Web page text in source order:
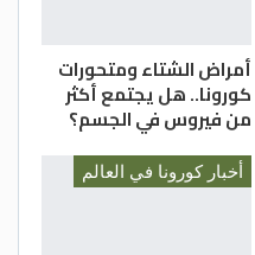
خاطئة أيضاً
نفسها
أمراض الشتاء ومتحورات
كورونا.. هل يجتمع أكثر
من فيروس في الجسم؟
أخبار كورونا في العالم